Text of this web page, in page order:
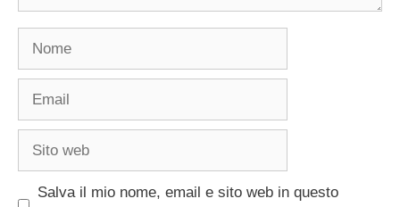
Nome
Email
Sito
Salva il mio nome, email e sito web in questo